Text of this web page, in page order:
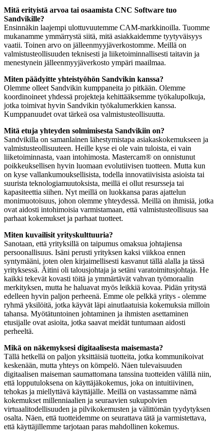
Mitä erityistä arvoa tai osaamista CNC Software tuo
Sandvikille?
Ensinnäkin laajempi ulottuvuutemme CAM-markkinoilla. Tuomme
mukanamme ymmärrystä siitä, mitä asiakkaidemme tyytyväisyys
vaatii. Toinen arvo on jälleenmyyjäverkostomme. Meillä on
valmistusteollisuuden teknisesti ja liiketoiminnallisesti taitavin ja
menestynein jälleenmyyjäverkosto ympäri maailmaa.
Miten päädyitte yhteistyöhön Sandvikin kanssa?
Olemme olleet Sandvikin kumppaneita jo pitkään. Olemme
koordinoineet yhdessä projekteja kehittääksemme työkalupolkuja,
jotka toimivat hyvin Sandvikin työkalumerkkien kanssa.
Kumppanuudet ovat tärkeä osa valmistusteollisuutta.
Mitä etuja yhteyden solmimisesta Sandvikiin on?
Sandvikilla on samanlainen lähestymistapa asiakaskokemukseen ja
valmistusteollisuuteen. Heille kyse ei ole vain tuloista, ei vain
liiketoiminnasta, vaan intohimosta. Mastercam® on onnistunut
poikkeuksellisen hyvin luomaan evolutiivisen tuotteen. Mutta kun
on kyse vallankumouksellisista, todella innovatiivisista asioista tai
suurista teknologiamuutoksista, meillä ei ollut resursseja tai
kapasiteettia siihen. Nyt meillä on luokkansa paras ajattelun
monimuotoisuus, johon olemme yhteydessä. Meillä on ihmisiä, jotka
ovat aidosti intohimoisia varmistamaan, että valmistusteollisuus saa
parhaat kokemukset ja parhaat tuotteet.
Miten kuvailisit yrityskulttuuria?
Sanotaan, että yrityksillä on taipumus omaksua johtajiensa
persoonallisuus. Isäni perusti yrityksen kaksi viikkoa ennen
syntymääni, joten olen kirjaimellisesti kasvanut tällä alalla ja tässä
yrityksessä. Äitini oli talousjohtaja ja setäni varatoimitusjohtaja. He
kaikki tekevät kovasti töitä ja ymmärtävät vahvan työmoraalin
merkityksen, mutta he haluavat myös leikkiä kovaa. Pidän yritystä
edelleen hyvin paljon perheenä. Emme ole pelkkä yritys - olemme
ryhmä yksilöitä, jotka käyvät läpi ainutlaatuisia kokemuksia milloin
tahansa. Myötätuntoinen johtaminen ja ihmisten asettaminen
etusijalle ovat asioita, jotka saavat meidät tuntumaan aidosti
perheeltä.
Mikä on näkemyksesi digitaalisesta maisemasta?
Tällä hetkellä on paljon yksittäisiä tuotteita, jotka kommunikoivat
keskenään, mutta yhteys on kömpelö. Näen tulevaisuuden
digitaalisen maiseman saumattomana tanssina tuotteiden välillä niin,
että lopputuloksena on käyttäjäkokemus, joka on intuitiivinen,
tehokas ja miellyttävä käyttäjälle. Meillä on vastassamme nämä
kokemukset millenniaalien ja seuraavien sukupolvien
virtuaalitodellisuuden ja pilvikokemusten ja välittömän tyydytyksen
osalta. Näen, että tuotteidemme on seurattava tätä ja varmistettava,
että käyttäjillemme tarjotaan paras mahdollinen kokemus.